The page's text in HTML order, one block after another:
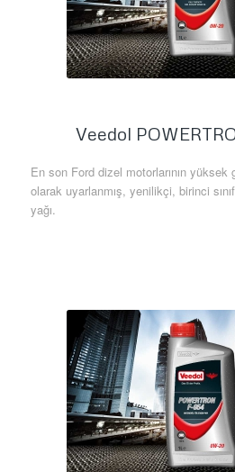
Veedol
En son Ford dizel motorlarının
olarak uyarlanmış, yenilikçi, birinci
yağı.